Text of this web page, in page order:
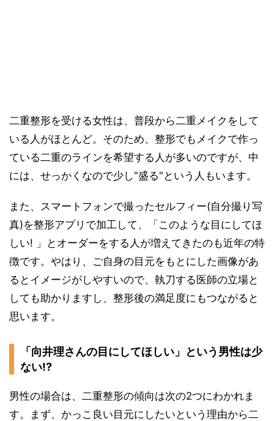
二重整形を受ける女性は、普段から二重メイクをして
いる人がほとんど。そのため、整形でもメイクで作っ
ている二重のラインを希望する人が多いのですが、中
には、せっかくなので少し"盛る"という人もいます。
また、スマートフォンで撮ったセルフィー(自分撮り写
真)を整形アプリで加工して、「このような目にしてほ
しい! 」とオーダーをする人が増えてきたのも近年の特
徴です。やはり、ご自身の目元をもとにした画像があ
るとイメージがしやすいので、執刀する医師の立場と
しても助かりますし、整形後の満足度にもつながると
思います。
「向井理さんの目にしてほしい」という男性は少
ない!?
男性の場合は、二重整形の傾向は次の2つにわかれま
す。まず、かっこ良い目元にしたいという理由から二